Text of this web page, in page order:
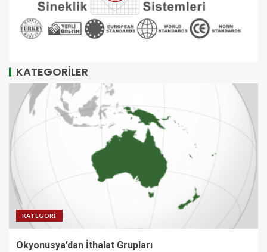
KATEGORİLER
KATEGORI
Okyonusya’dan İthalat Grupları